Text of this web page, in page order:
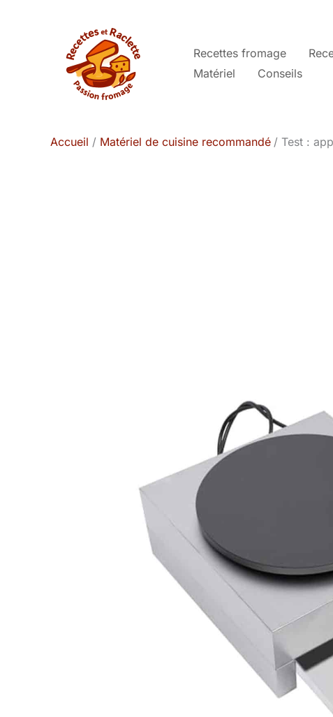
Recettes fromage
Matériel
Conseils
Accueil Matériel de cuisine recommandé Test :